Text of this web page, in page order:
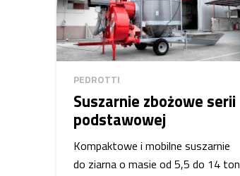
PEDROTTI
Suszarnie zbożowe serii
podstawowej
Kompaktowe i mobilne suszarnie
do ziarna o masie od 5,5 do 14 ton